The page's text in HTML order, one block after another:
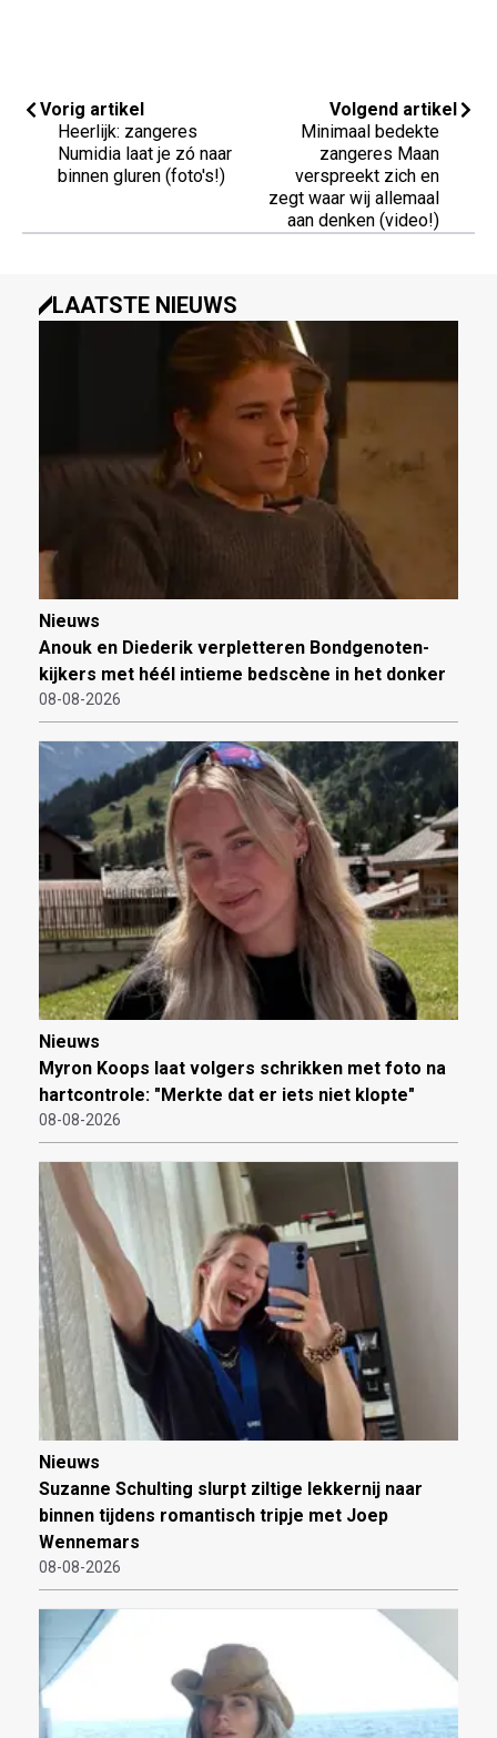
Vorig artikel
Heerlijk: zangeres
Numidia laat je zó naar
binnen gluren (foto's!)
Volgend artikel
Minimaal bedekte
zangeres Maan
verspreekt zich en
zegt waar wij allemaal
aan denken (video!)
LAATSTE NIEUWS
Nieuws
Anouk en Diederik verpletteren Bondgenoten-
kijkers met héél intieme bedscène in het donker
08-08-2026
Nieuws
Myron Koops laat volgers schrikken met foto na
hartcontrole: "Merkte dat er iets niet klopte"
08-08-2026
Nieuws
Suzanne Schulting slurpt ziltige lekkernij naar
binnen tijdens romantisch tripje met Joep
Wennemars
08-08-2026